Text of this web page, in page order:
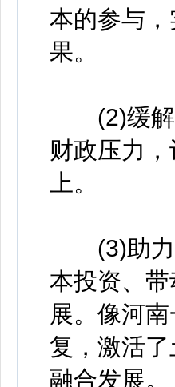
本的参与
果。
(2)缓解
财政压力
上。
(3)助力
本投资、
展。像河
复，激活
融合发展。